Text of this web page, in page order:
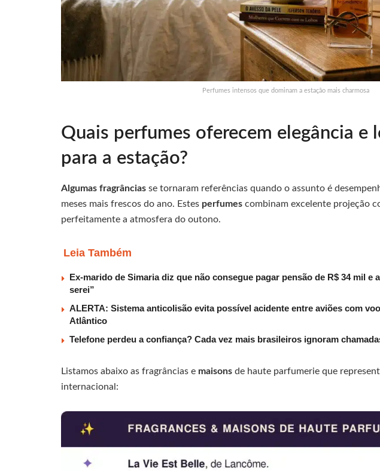
Perfumes intensos que dominam a estação mais charmosa
Quais perfumes oferecem elegância e
para a estação?
Algumas fragrâncias se tornaram referências quando o assunto é
meses mais frescos do ano. Estes perfumes combinam excelente projeção
perfeitamente a atmosfera do outono.
Leia Também
Ex-marido de Simaria diz que não consegue pagar pensão de R$ 34 mil e
serei”
ALERTA: Sistema anticolisão evita possível acidente entre aviões com
Atlântico
Telefone perdeu a confiança? Cada vez mais brasileiros ignoram
Listamos abaixo as fragrâncias e maisons de haute parfumerie que
internacional: